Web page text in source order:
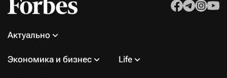
Актуально
Экономика и бизнес Life